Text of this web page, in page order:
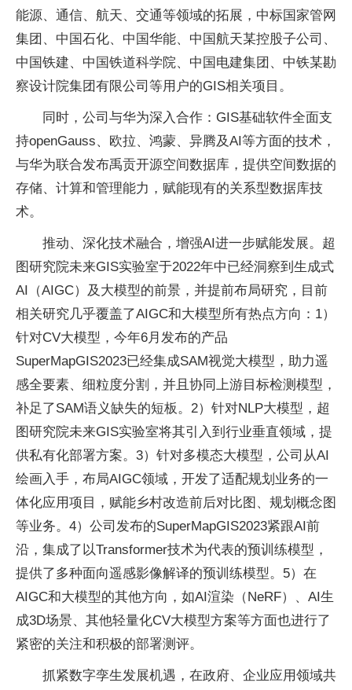
能源、通信、航天、交通等领域的拓展，中标国家管网
集团、中国石化、中国华能、中国航天某控股子公司、
中国铁建、中国铁道科学院、中国电建集团、中铁某勘
察设计院集团有限公司等用户的GIS相关项目。
同时，公司与华为深入合作：GIS基础软件全面支
持openGauss、欧拉、鸿蒙、异腾及AI等方面的技术，
与华为联合发布禹贡开源空间数据库，提供空间数据的
存储、计算和管理能力，赋能现有的关系型数据库技
术。
推动、深化技术融合，增强AI进一步赋能发展。超
图研究院未来GIS实验室于2022年中已经洞察到生成式
AI（AIGC）及大模型的前景，并提前布局研究，目前
相关研究几乎覆盖了AIGC和大模型所有热点方向：1）
针对CV大模型，今年6月发布的产品
SuperMapGIS2023已经集成SAM视觉大模型，助力遥
感全要素、细粒度分割，并且协同上游目标检测模型，
补足了SAM语义缺失的短板。2）针对NLP大模型，超
图研究院未来GIS实验室将其引入到行业垂直领域，提
供私有化部署方案。3）针对多模态大模型，公司从AI
绘画入手，布局AIGC领域，开发了适配规划业务的一
体化应用项目，赋能乡村改造前后对比图、规划概念图
等业务。4）公司发布的SuperMapGIS2023紧跟AI前
沿，集成了以Transformer技术为代表的预训练模型，
提供了多种面向遥感影像解译的预训练模型。5）在
AIGC和大模型的其他方向，如AI渲染（NeRF）、AI生
成3D场景、其他轻量化CV大模型方案等方面也进行了
紧密的关注和积极的部署测评。
抓紧数字孪生发展机遇，在政府、企业应用领域共